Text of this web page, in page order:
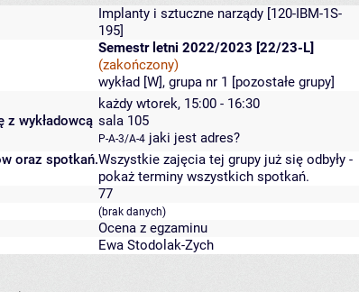
Implanty i sztuczne narządy [120-IBM-1S-
195]
Semestr letni 2022/2023 [22/23-L]
(zakończony)
wykład [W], grupa nr 1 [pozostałe grupy]
wykładowcą
każdy wtorek, 15:00 - 16:30
sala 105
P-A-3/A-4 jaki jest adres?
oraz spotkań.Wszystkie zajęcia tej grupy już się odbyły -
pokaż terminy wszystkich spotkań.
77
(brak danych)
Ocena z egzaminu
Ewa Stodolak-Zych